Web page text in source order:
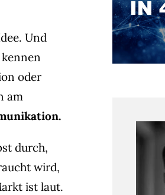
Und
oder
am
durch,
wird,
ist laut.